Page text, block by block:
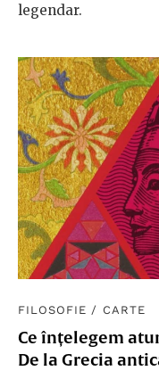
legendar.
FILOSOFIE / CARTE
Ce înțelegem
De la Grecia